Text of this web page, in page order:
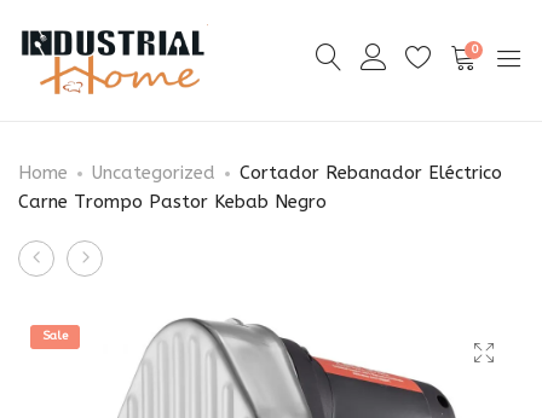
0
Home Uncategorized
Cortador Rebanador Eléctrico
Carne Trompo Pastor Kebab Negro
Product
navigation
Caja
Herramientas
Aluminio
Carrito
Espiguero
Niveles
Sale